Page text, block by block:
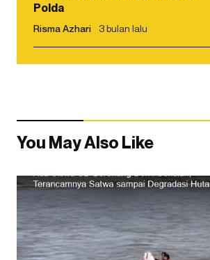
Polda
Risma Azhari 3 bulan lalu
You May Also Like